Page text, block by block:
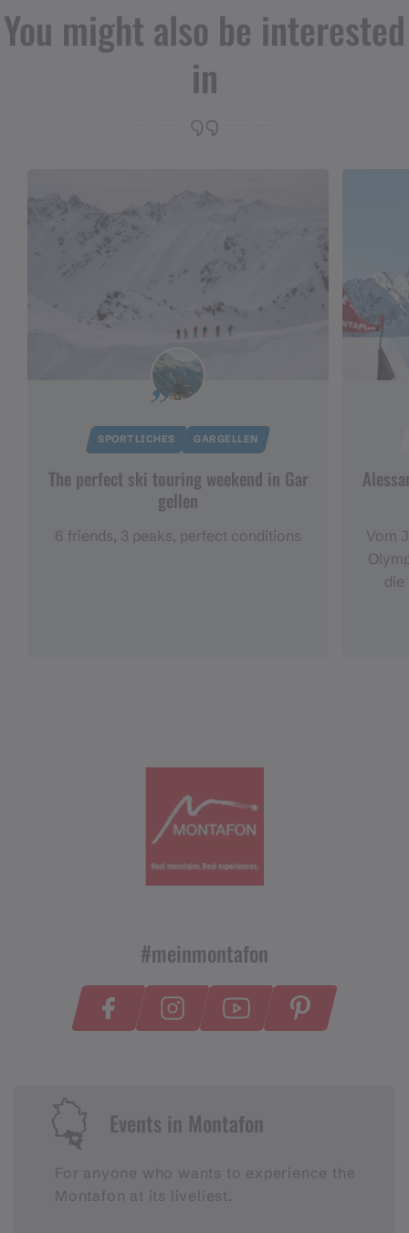
You might also be interested
in
SPORTLICHES GARGELLEN
The perfect ski touring weekend in Gar
gellen
6 friends, 3 peaks, perfect conditions
Vom
die
#meinmontafon
Events in Montafon
For anyone who wants to experience the
Montafon at its liveliest.